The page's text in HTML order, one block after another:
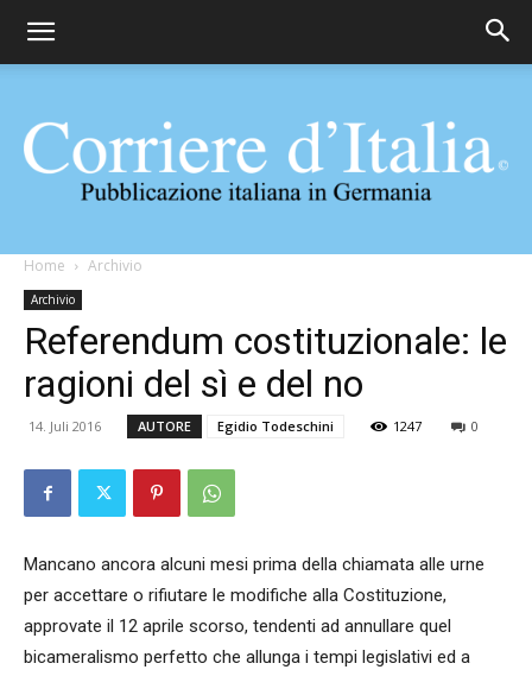
Corriere
d'Italia
Home Archivio
Archivio
Referendum costituzionale: le
ragioni del sì e del no
14. Juli 2016 AUTORE Egidio Todeschini 1247 0
Mancano ancora alcuni mesi prima della chiamata alle urne
per accettare o rifiutare le modifiche alla Costituzione,
approvate il 12 aprile scorso, tendenti ad annullare quel
bicameralismo perfetto che allunga i tempi legislativi ed a